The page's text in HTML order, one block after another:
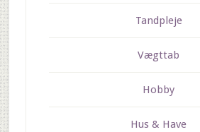
Tandpleje
Vægttab
Hobby
Hus & Have